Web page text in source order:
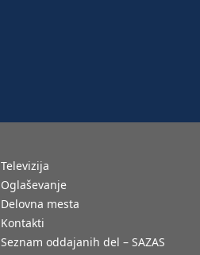
Televizija
Oglaševanje
Delovna mesta
Kontakti
Seznam oddajanih del – SAZAS